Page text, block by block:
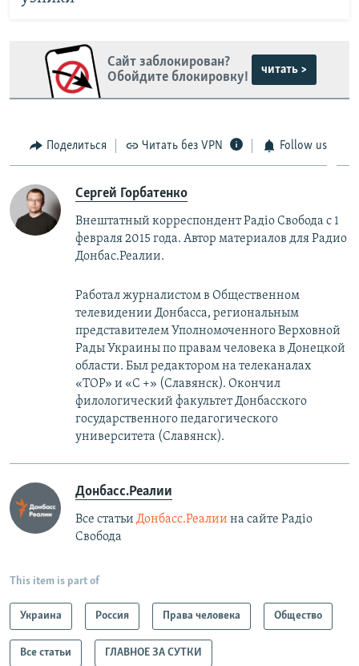
Сайт заблокирован?
Обойдите блокировку!
читать >
Поделиться Читать без VPN Follow us
Сергей Горбатенко
Внештатный корреспондент Радiо Свобода с 1
февраля 2015 года. Автор материалов для Радио
Донбас.Реалии.
Работал журналистом в Общественном
телевидении Донбасса, региональным
представителем Уполномоченного Верховной
Рады Украины по правам человека в Донецкой
области. Был редактором на телеканалах
«ТОР» и «С +» (Славянск). Окончил
филологический факультет Донбасского
государственного педагогического
университета (Славянск).
Донбасс.Реалии
Все статьи Донбасс.Реалии на сайте Радіо
Свобода
This item is part of
Украина Россия Права человека Общество
Все статьи ГЛАВНОЕ ЗА СУТКИ